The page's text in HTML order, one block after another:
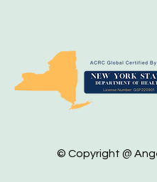
© Copyright @